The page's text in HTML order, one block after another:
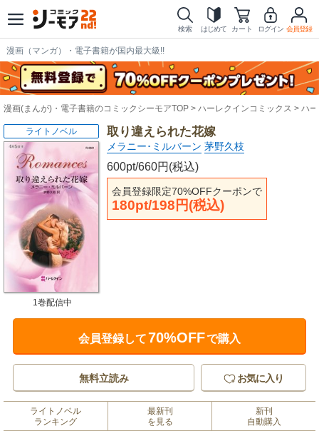
検索 はじめて カート ログイン 会員登録
漫画（マンガ）・電子書籍が国内最大級!!
漫画(まんが)・電子書籍のコミックシーモアTOP ハーレクインコミックス ハ
取り違えられた花嫁
メラニー･ミルバーン 茅野久枝
600pt/660円(税込)
会員登録限定70%OFFクーポンで
180pt/198円(税込)
ライトノベル
1巻配信中
会員登録して70%OFFで購入
無料立読み お気に入り
ライトノベル
ランキング
最新刊
を見る
新刊
自動購入